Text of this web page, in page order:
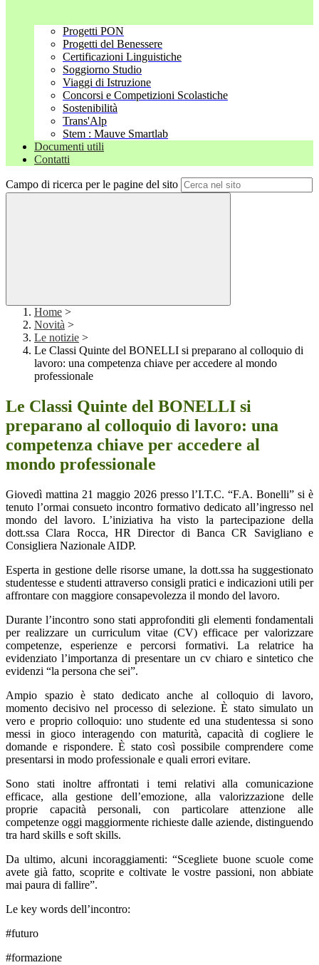
Progetti PON
Progetti del Benessere
Certificazioni Linguistiche
Soggiorno Studio
Viaggi di Istruzione
Concorsi e Competizioni Scolastiche
Sostenibilità
Trans'Alp
Stem : Mauve Smartlab
Documenti utili
Contatti
Campo di ricerca per le pagine del sito
Home >
Novità >
Le notizie >
Le Classi Quinte del BONELLI si preparano al colloquio di
lavoro: una competenza chiave per accedere al mondo
professionale
Le Classi Quinte del BONELLI si
preparano al colloquio di lavoro: una
competenza chiave per accedere al
mondo professionale
Giovedì mattina 21 maggio 2026 presso l’I.T.C. “F.A. Bonelli” si è
tenuto l’ormai consueto incontro formativo dedicato all’ingresso nel
mondo del lavoro. L’iniziativa ha visto la partecipazione della
dott.ssa Clara Rocca, HR Director di Banca CR Savigliano e
Consigliera Nazionale AIDP.
Esperta in gestione delle risorse umane, la dott.ssa ha suggestionato
studentesse e studenti attraverso consigli pratici e indicazioni utili per
affrontare con maggiore consapevolezza il mondo del lavoro.
Durante l’incontro sono stati approfonditi gli elementi fondamentali
per realizzare un curriculum vitae (CV) efficace per valorizzare
competenze, esperienze e percorsi formativi. La relatrice ha
evidenziato l’importanza di presentare un cv chiaro e sintetico che
evidenzi “la persona che sei”.
Ampio spazio è stato dedicato anche al colloquio di lavoro,
momento decisivo nel processo di selezione. È stato simulato un
vero e proprio colloquio: uno studente ed una studentessa si sono
messi in gioco interagendo con maturità, capacità di cogliere le
domande e rispondere. È stato così possibile comprendere come
presentarsi in modo professionale e quali errori evitare.
Sono stati inoltre affrontati i temi relativi alla comunicazione
efficace, alla gestione dell’emozione, alla valorizzazione delle
proprie capacità personali, con particolare attenzione alle
competenze oggi maggiormente richieste dalle aziende, distinguendo
tra hard skills e soft skills.
Da ultimo, alcuni incoraggiamenti: “Scegliete buone scuole come
avete già fatto, scoprite e coltivate le vostre passioni, non abbiate
mai paura di fallire”.
Le key words dell’incontro:
#futuro
#formazione